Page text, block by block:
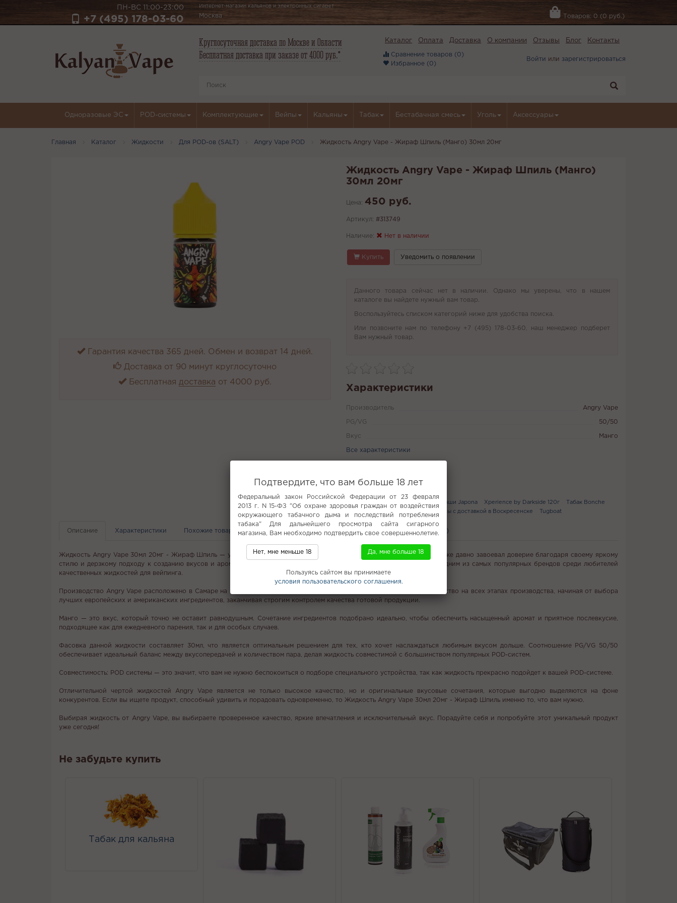
ПН-ВС 11:00-23:00
+7 (495) 178-03-60
Интернет-магазин кальянов и электронных сигарет
Москва Товаров: 0 (0 руб.)
Круглосуточная доставка по Москве и Области
Бесплатная доставка при заказе от 4000 руб.*
Каталог Оплата Доставка О компании Отзывы Блог Контакты
Сравнение товаров (0)
Избранное (0)
Войти или зарегистрироваться
Одноразовые ЭС POD-системы Комплектующие Вейпы Кальяны Табак Бестабачная смесь Уголь Аксессуары
Главная Каталог Жидкости Для POD-ов (SALT) Angry Vape POD Жидкость Angry Vape - Жираф Шпиль (Манго) 30мл 20мг
Гарантия качества 365 дней. Обмен и возврат 14 дней.
Доставка от 90 минут круглосуточно
Бесплатная доставка от 4000 руб.
Жидкость Angry Vape - Жираф Шпиль (Манго)
30мл 20мг
Цена: 450 руб.
Артикул: #313749
Наличие: Нет в наличии
Купить Уведомить о появлении
Данного товара сейчас нет в наличии. Однако мы уверены, что в нашем
каталоге вы найдете нужный вам товар.
Воспользуйтесь списком категорий ниже для удобства поиска.
Или позвоните нам по телефону +7 (495) 178-03-60, наш менеджер подберет
Вам нужный товар.
Характеристики
Производитель Angry Vape
PG/VG 50/50
Вкус Манго
Все характеристики
Популярное
Boshki Чаши Japona Xperience by Darkside 120г
Табак Bonche
Al Fakher 250 гр
Имбирь Кальяны с доставкой в Воскресенске Tugboat
Описание Характеристики Похожие товары С этим покупают Вам может понравится Отзывы (0)
Жидкость Angry Vape 30мл 20мг - Жираф Шпиль — уникальный продукт от российского бренда Angry Vape, который уже давно завоевал доверие благодаря своему яркому
стилю и дерзкому подходу к созданию вкусов и ароматов. Angry Vape появился на рынке в 2016 году и быстро стал одним из самых популярных брендов среди любителей
качественных жидкостей для вейпинга.
Производство Angry Vape расположено в Самаре на мощностях компании «Биоформат». Это гарантирует высокое качество на всех этапах производства, начиная от выбора
лучших европейских и американских ингредиентов, заканчивая строгим контролем качества готовой продукции.
Манго — это вкус, который точно не оставит равнодушным. Сочетание ингредиентов подобрано идеально, чтобы обеспечить насыщенный аромат и приятное послевкусие,
подходящее как для ежедневного парения, так и для особых случаев.
Фасовка данной жидкости составляет 30мл, что является оптимальным решением для тех, кто хочет наслаждаться любимым вкусом дольше. Соотношение PG/VG 50/50
обеспечивает идеальный баланс между вкусопередачей и количеством пара, делая жидкость совместимой с большинством популярных POD-систем.
Совместимость: POD системы — это значит, что вам не нужно беспокоиться о подборе специального устройства, так как жидкость прекрасно подойдет к вашей POD-системе.
Отличительной чертой жидкостей Angry Vape является не только высокое качество, но и оригинальные вкусовые сочетания, которые выгодно выделяются на фоне
конкурентов. Если вы ищете продукт, способный удивить и порадовать одновременно, то Жидкость Angry Vape 30мл 20мг - Жираф Шпиль именно то, что вам нужно.
Выбирая жидкость от Angry Vape, вы выбираете проверенное качество, яркие впечатления и исключительный вкус. Порадуйте себя и попробуйте этот уникальный продукт
уже сегодня!
Не забудьте купить
Табак для кальяна
Подтвердите, что вам больше 18 лет
Федеральный закон Российской Федерации от 23 февраля
2013 г. N 15-ФЗ "Об охране здоровья граждан от воздействия
окружающего табачного дыма и последствий потребления
табака" Для дальнейшего просмотра сайта сигарного
магазина, Вам необходимо подтвердить свое совершеннолетие.
Нет, мне меньше 18 Да, мне больше 18
Пользуясь сайтом вы принимаете
условия пользовательского соглашения.